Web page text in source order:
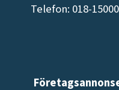
Telefon: 018-15000